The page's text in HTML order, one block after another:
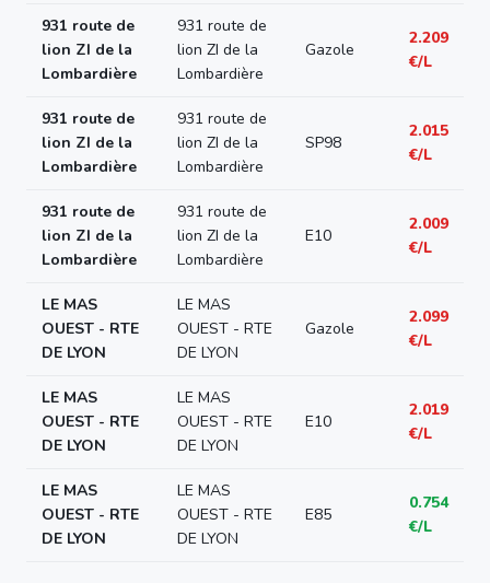
931 route de
lion ZI de la
Lombardière
931 route de
lion ZI de la
Lombardière
Gazole
2.209
€/L
931 route de
lion ZI de la
Lombardière
931 route de
lion ZI de la
Lombardière
SP98
2.015
€/L
931 route de
lion ZI de la
Lombardière
931 route de
lion ZI de la
Lombardière
E10
2.009
€/L
LE MAS
OUEST - RTE
DE LYON
LE MAS
OUEST - RTE
DE LYON
Gazole
2.099
€/L
LE MAS
OUEST - RTE
DE LYON
LE MAS
OUEST - RTE
DE LYON
E10
2.019
€/L
LE MAS
OUEST - RTE
DE LYON
LE MAS
OUEST - RTE
DE LYON
E85
0.754
€/L